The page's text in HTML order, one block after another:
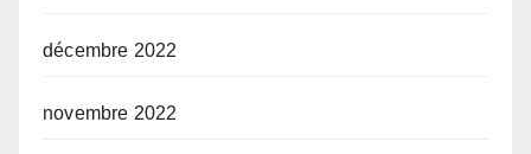
décembre 2022
novembre 2022